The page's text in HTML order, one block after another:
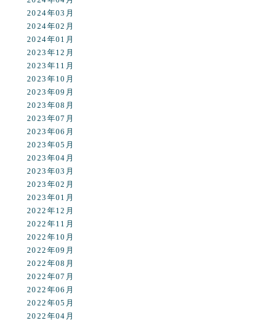
2024年03月
2024年02月
2024年01月
2023年12月
2023年11月
2023年10月
2023年09月
2023年08月
2023年07月
2023年06月
2023年05月
2023年04月
2023年03月
2023年02月
2023年01月
2022年12月
2022年11月
2022年10月
2022年09月
2022年08月
2022年07月
2022年06月
2022年05月
2022年04月